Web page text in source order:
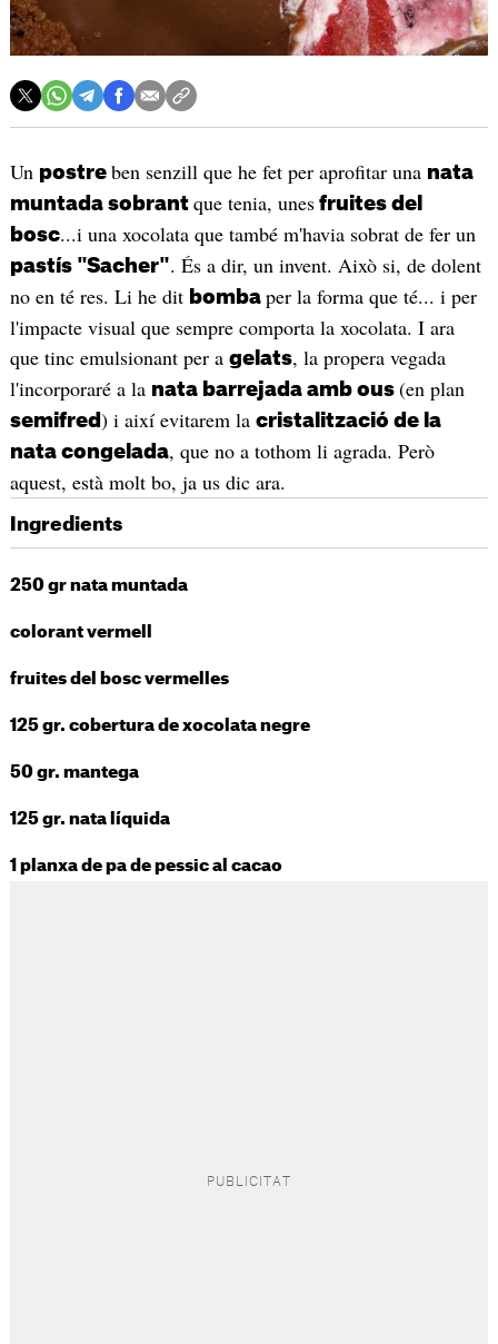
Un postre ben senzill que he fet per aprofitar una nata
muntada sobrant que tenia, unesfruites del
bosc...i una xocolata que també m'havia sobrat de fer un
pastís "Sacher". És a dir, un invent. Això si, de dolent
no en té res. Li he dit bomba per la forma que té... i per
l'impacte visual que sempre comporta la xocolata. I ara
que tinc emulsionant per a gelats, la propera vegada
l'incorporaré a la nata barrejada amb ous (en plan
semifred ) i així evitarem la cristalització de la
nata congelada, que no a tothom li agrada. Però
aquest, està molt bo, ja us dic ara.
Ingredients
250 gr nata muntada
colorant vermell
fruites del bosc vermelles
125 gr. cobertura de xocolata negre
50 gr. mantega
125 gr. nata líquida
1 planxa de pa de pessic al cacao